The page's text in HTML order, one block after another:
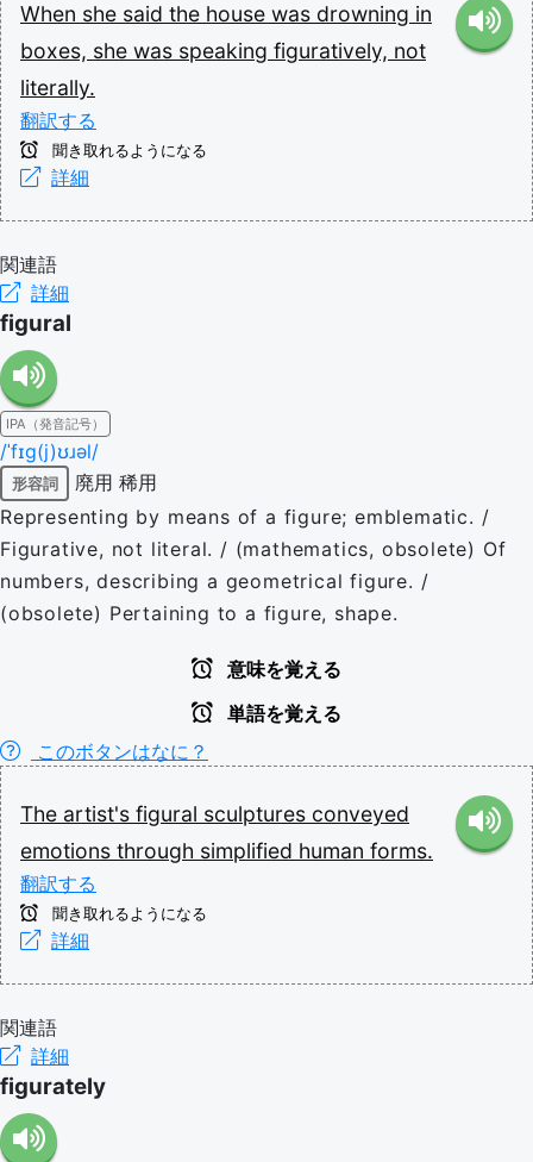
When she said the house was drowning in
boxes, she was speaking figuratively, not
literally.
翻訳する
聞き取れるようになる
詳細
関連語
詳細
figural
IPA（発音記号）
/ˈfɪɡ(j)ʊɹəl/
形容詞 廃用 稀用
Representing by means of a figure; emblematic. /
Figurative, not literal. / (mathematics, obsolete) Of
numbers, describing a geometrical figure. /
(obsolete) Pertaining to a figure, shape.
意味を覚える
単語を覚える
このボタンはなに？
The artist's figural sculptures conveyed
emotions through simplified human forms.
翻訳する
聞き取れるようになる
詳細
関連語
詳細
figurately